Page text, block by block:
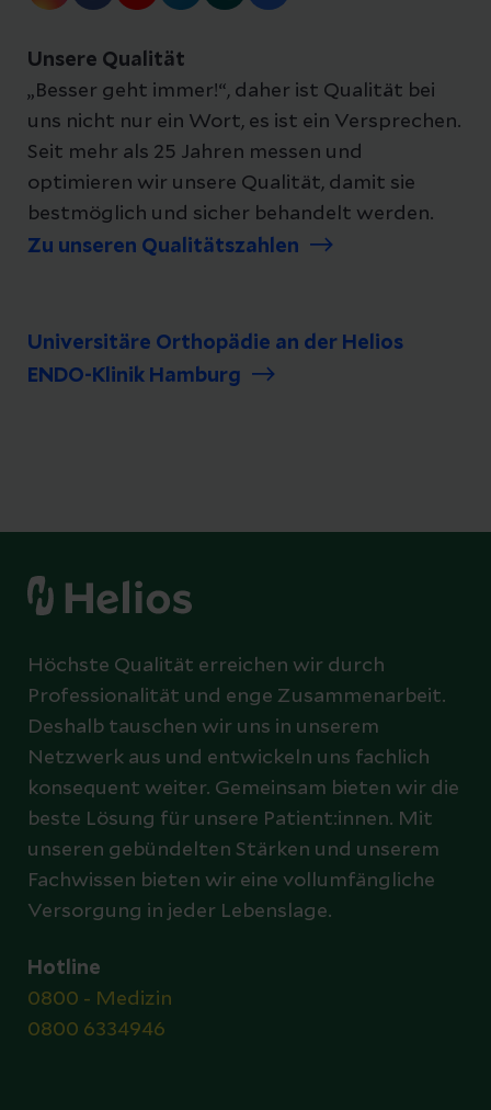
Unsere Qualität
„Besser geht immer!“, daher ist Qualität bei
uns nicht nur ein Wort, es ist ein Versprechen.
Seit mehr als 25 Jahren messen und
optimieren wir unsere Qualität, damit sie
bestmöglich und sicher behandelt werden.
Zu unseren Qualitätszahlen
Universitäre Orthopädie an der Helios
ENDO-Klinik Hamburg
Höchste Qualität erreichen wir durch
Professionalität und enge Zusammenarbeit.
Deshalb tauschen wir uns in unserem
Netzwerk aus und entwickeln uns fachlich
konsequent weiter. Gemeinsam bieten wir die
beste Lösung für unsere Patient:innen. Mit
unseren gebündelten Stärken und unserem
Fachwissen bieten wir eine vollumfängliche
Versorgung in jeder Lebenslage.
Hotline
0800 - Medizin
0800 6334946